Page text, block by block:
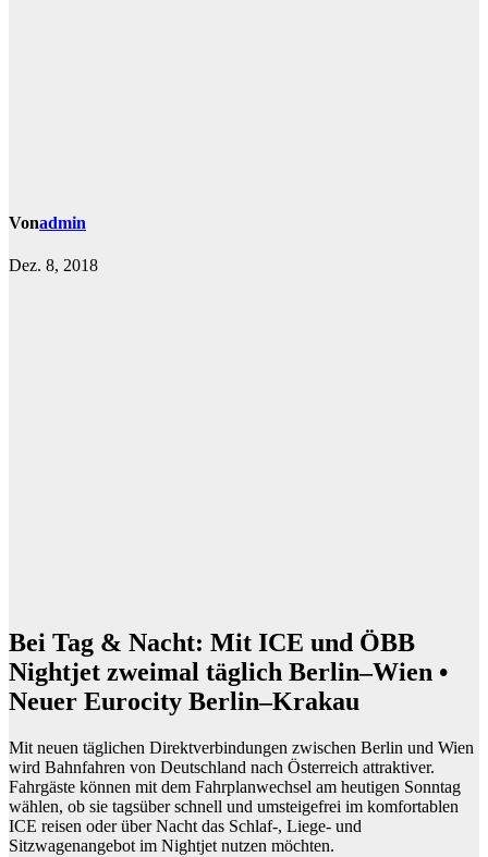
Vonadmin
Dez. 8, 2018
Bei Tag & Nacht: Mit ICE und ÖBB
Nightjet zweimal täglich Berlin–Wien •
Neuer Eurocity Berlin–Krakau
Mit neuen täglichen Direktverbindungen zwischen Berlin und Wien
wird Bahnfahren von Deutschland nach Österreich attraktiver.
Fahrgäste können mit dem Fahrplanwechsel am heutigen Sonntag
wählen, ob sie tagsüber schnell und umsteigefrei im komfortablen
ICE reisen oder über Nacht das Schlaf-, Liege- und
Sitzwagenangebot im Nightjet nutzen möchten.